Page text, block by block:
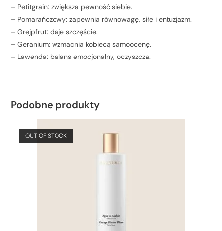
– Petitgrain: zwiększa pewność siebie.
– Pomarańczowy: zapewnia równowagę, siłę i entuzjazm.
– Grejpfrut: daje szczęście.
– Geranium: wzmacnia kobiecą samoocenę.
– Lawenda: balans emocjonalny, oczyszcza.
Podobne produkty
OUT OF STOCK